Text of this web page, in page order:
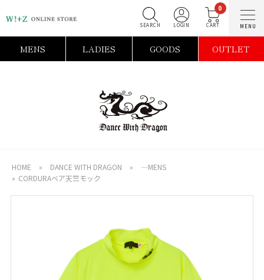
0
MENS LADIES GOODS OUTLET
HOME » DANCE WITH DRAGON »
―MENS
» CORDURAベア天竺モック